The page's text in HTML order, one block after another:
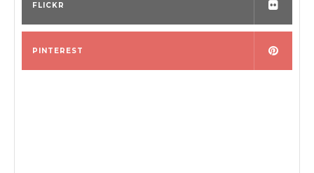
FLICKR
PINTEREST